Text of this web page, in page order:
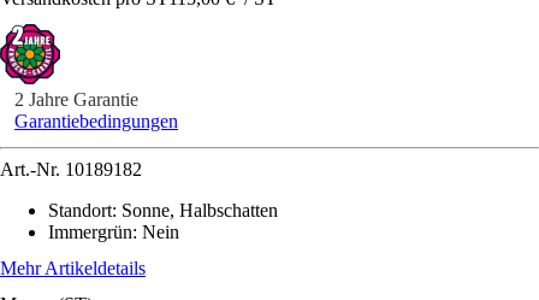
2 Jahre Garantie
Garantiebedingungen
Art.-Nr. 10189182
Standort: Sonne, Halbschatten
Immergrün: Nein
Mehr Artikeldetails